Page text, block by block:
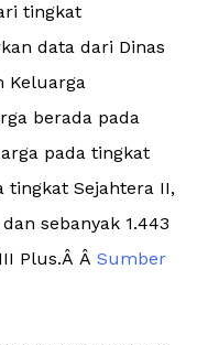
tingkat
data dari Dinas
Keluarga
berada pada
pada tingkat
tingkat Sejahtera II,
sebanyak 1.443
Plus.Â Â Sumber